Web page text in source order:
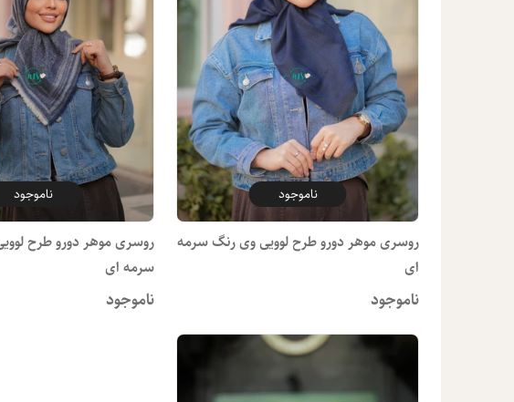
ناموجود
روسری موهر دورو طرح لوویی وی رنگ سرمه
ای
ناموجود
ناموجود
روسری موهر دورو طرح
سرمه ای
ناموجود